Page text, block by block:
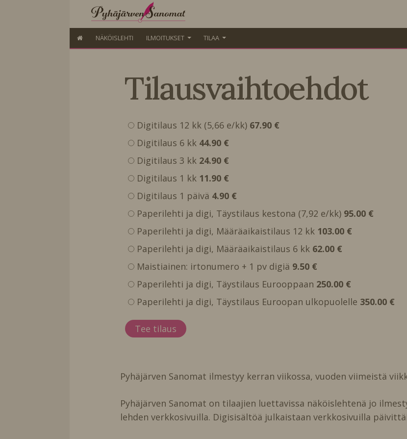
NÄKÖISLEHTI ILMOITUKSET TILAA
Tilausvaihtoehdot
Digitilaus 12 kk (5,66 e/kk) 67.90 €
Digitilaus 6 kk 44.90 €
Digitilaus 3 kk 24.90 €
Digitilaus 1 kk 11.90 €
Digitilaus 1 päivä 4.90 €
Paperilehti ja digi, Täystilaus kestona (7,92 e/kk) 95.00 €
Paperilehti ja digi, Määräaikaistilaus 12 kk 103.00 €
Paperilehti ja digi, Määräaikaistilaus 6 kk 62.00 €
Maistiainen: irtonumero + 1 pv digiä 9.50 €
Paperilehti ja digi, Täystilaus Eurooppaan 250.00 €
Paperilehti ja digi, Täystilaus Euroopan ulkopuolelle 350.00 €
Pyhäjärven Sanomat ilmestyy kerran viikossa, vuoden viimeistä
Pyhäjärven Sanomat on tilaajien luettavissa näköislehtenä jo
lehden verkkosivuilla. Digisisältöä julkaistaan verkkosivuilla